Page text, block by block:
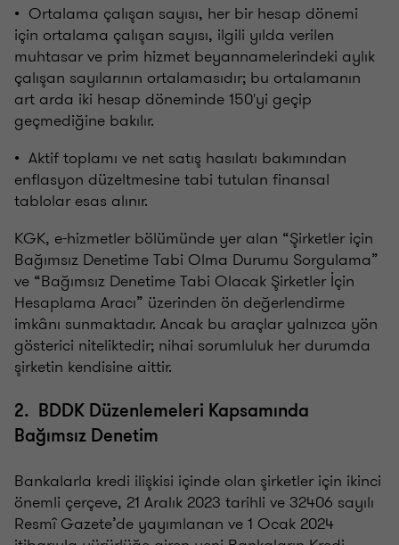
• Ortalama çalışan sayısı, her bir hesap dönemi
için ortalama çalışan sayısı, ilgili yılda verilen
muhtasar ve prim hizmet beyannamelerindeki aylık
çalışan sayılarının ortalamasıdır; bu ortalamanın
art arda iki hesap döneminde 150'yi geçip
geçmediğine bakılır.
• Aktif toplamı ve net satış hasılatı bakımından
enflasyon düzeltmesine tabi tutulan finansal
tablolar esas alınır.
KGK, e-hizmetler bölümünde yer alan “Şirketler için
Bağımsız Denetime Tabi Olma Durumu Sorgulama”
ve “Bağımsız Denetime Tabi Olacak Şirketler İçin
Hesaplama Aracı” üzerinden ön değerlendirme
imkânı sunmaktadır. Ancak bu araçlar yalnızca yön
gösterici niteliktedir; nihai sorumluluk her durumda
şirketin kendisine aittir.
2. BDDK Düzenlemeleri Kapsamında
Bağımsız Denetim
Bankalarla kredi ilişkisi içinde olan şirketler için ikinci
önemli çerçeve, 21 Aralık 2023 tarihli ve 32406 sayılı
Resmî Gazete’de yayımlanan ve 1 Ocak 2024